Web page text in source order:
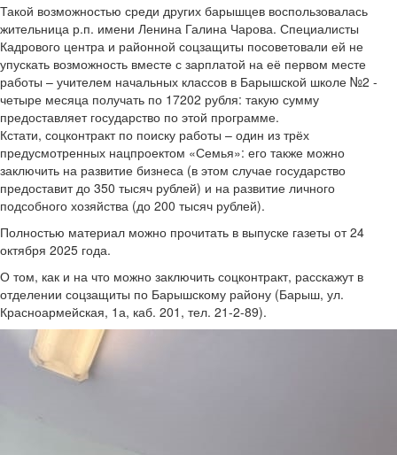
Такой возможностью среди других барышцев воспользовалась
жительница р.п. имени Ленина Галина Чарова. Специалисты
Кадрового центра и районной соцзащиты посоветовали ей не
упускать возможность вместе с зарплатой на её первом месте
работы – учителем начальных классов в Барышской школе №2 -
четыре месяца получать по 17202 рубля: такую сумму
предоставляет государство по этой программе.
Кстати, соцконтракт по поиску работы – один из трёх
предусмотренных нацпроектом «Семья»: его также можно
заключить на развитие бизнеса (в этом случае государство
предоставит до 350 тысяч рублей) и на развитие личного
подсобного хозяйства (до 200 тысяч рублей).
Полностью материал можно прочитать в выпуске газеты от 24
октября 2025 года.
О том, как и на что можно заключить соцконтракт, расскажут в
отделении соцзащиты по Барышскому району (Барыш, ул.
Красноармейская, 1а, каб. 201, тел. 21-2-89).